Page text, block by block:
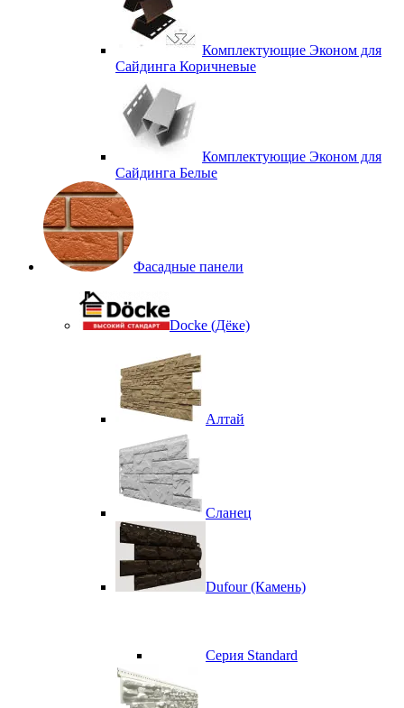
Комплектующие Эконом для
Сайдинга Коричневые
Комплектующие Эконом для
Сайдинга Белые
Фасадные панели
Docke (Дёке)
Алтай
Сланец
Dufour (Камень)
Серия Standard